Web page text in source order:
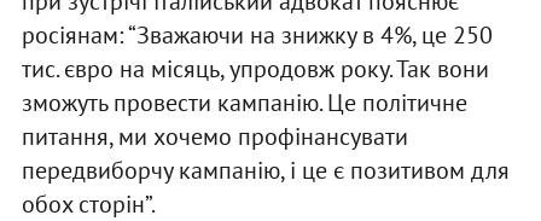
росіянам: “Зважаючи на знижку в 4%, це 250
тис. євро на місяць, упродовж року. Так вони
зможуть провести кампанію. Це політичне
питання, ми хочемо профінансувати
передвиборчу кампанію, і це є позитивом для
обох сторін”.